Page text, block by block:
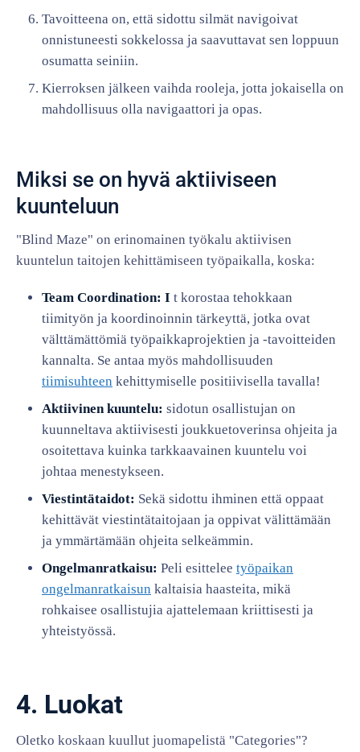
Tavoitteena on, että sidottu silmät navigoivat
onnistuneesti sokkelossa ja saavuttavat sen loppuun
osumatta seiniin.
Kierroksen jälkeen vaihda rooleja, jotta jokaisella on
mahdollisuus olla navigaattori ja opas.
Miksi se on hyvä aktiiviseen
kuunteluun
"Blind Maze" on erinomainen työkalu aktiivisen
kuuntelun taitojen kehittämiseen työpaikalla, koska:
Team Coordination: I t korostaa tehokkaan
tiimityön ja koordinoinnin tärkeyttä, jotka ovat
välttämättömiä työpaikkaprojektien ja -tavoitteiden
kannalta. Se antaa myös mahdollisuuden
tiimisuhteen kehittymiselle positiivisella tavalla!
Aktiivinen kuuntelu: sidotun osallistujan on
kuunneltava aktiivisesti joukkuetoverinsa ohjeita ja
osoitettava kuinka tarkkaavainen kuuntelu voi
johtaa menestykseen.
Viestintätaidot: Sekä sidottu ihminen että oppaat
kehittävät viestintätaitojaan ja oppivat välittämään
ja ymmärtämään ohjeita selkeämmin.
Ongelmanratkaisu: Peli esittelee työpaikan
ongelmanratkaisun kaltaisia haasteita, mikä
rohkaisee osallistujia ajattelemaan kriittisesti ja
yhteistyössä.
4. Luokat
Oletko koskaan kuullut juomapelistä "Categories"?